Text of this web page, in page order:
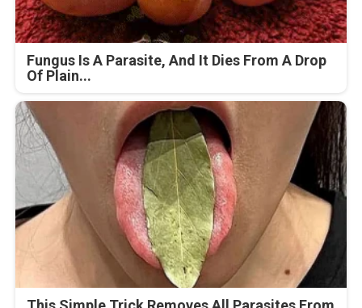
Fungus Is A Parasite, And It Dies From A Drop
Of Plain...